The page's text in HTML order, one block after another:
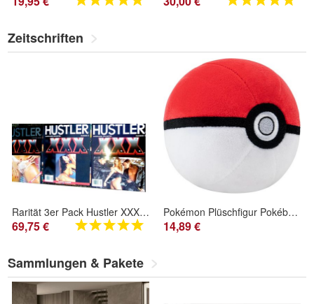
Zeitschriften
Rarität 3er Pack Hustler XXX Unlimited Vol.01 No2 No 4 US-Originalausgabe. US Magazin
69,75 €
Pokémon Plüschfigur Pokéball 10cm Durchmesser verschiedene Varianten
14,89 €
Sammlungen & Pakete